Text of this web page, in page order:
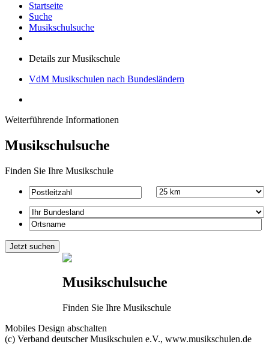
Startseite
Suche
Musikschulsuche
Details zur Musikschule
VdM Musikschulen nach Bundesländern
Weiterführende Informationen
Musikschulsuche
Finden Sie Ihre Musikschule
Musikschulsuche
Finden Sie Ihre Musikschule
Mobiles Design abschalten
(c) Verband deutscher Musikschulen e.V., www.musikschulen.de